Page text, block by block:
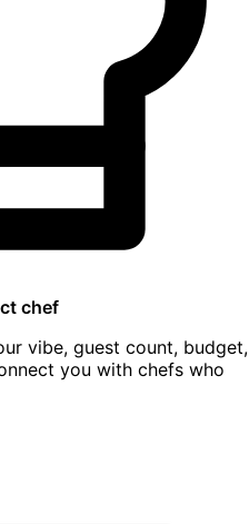
chef
vibe, guest count, budget,
you with chefs who